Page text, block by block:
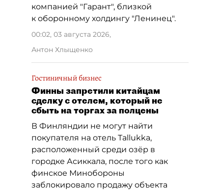
компанией "Гарант", близкой
к оборонному холдингу "Ленинец".
00:02, 03 августа 2026,
Антон Хлыщенко
Гостиничный бизнес
Финны запретили китайцам
сделку с отелем, который не
сбыть на торгах за полцены
В Финляндии не могут найти
покупателя на отель Tallukka,
расположенный среди озёр в
городке Асиккала, после того как
финское Минобороны
заблокировало продажу объекта